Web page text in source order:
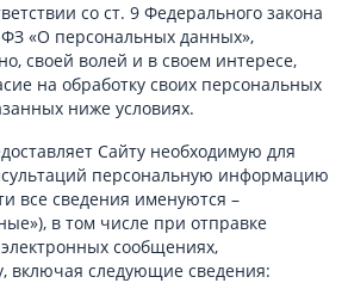
со ст. 9 Федерального закона
«О персональных данных»,
своей волей и в своем интересе,
на обработку своих персональных
ниже условиях.
Сайту необходимую для
персональную информацию
все сведения именуются –
в том числе при отправке
сообщениях,
включая следующие сведения: